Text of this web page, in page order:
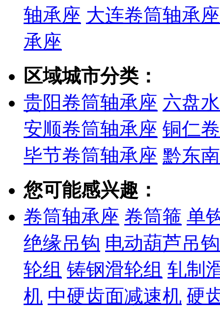
轴承座 大连卷筒轴承座
承座
区域城市分类：
贵阳卷筒轴承座 六盘
安顺卷筒轴承座 铜仁
毕节卷筒轴承座 黔东
您可能感兴趣：
卷筒轴承座 卷筒箍 单
绝缘吊钩 电动葫芦吊钩
轮组 铸钢滑轮组 轧制
机 中硬齿面减速机 硬